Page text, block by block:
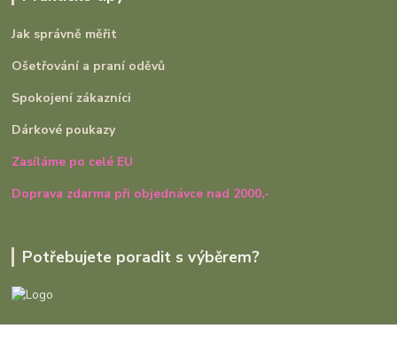
Jak správně měřit
Ošetřování a praní oděvů
Spokojení zákazníci
Dárkové poukazy
Zasíláme po celé EU
Doprava zdarma při objednávce nad 2000,-
Potřebujete poradit s výběrem?